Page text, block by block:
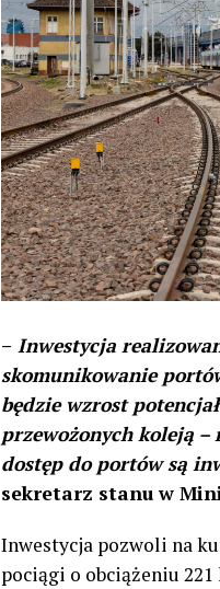
– Inwestycja
skomunikowanie
będzie wzrost
przewożonych koleją
dostęp do portów są
sekretarz stanu w
Inwestycja pozwoli na
pociągi o obciążeniu 221